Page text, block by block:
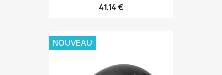
41,14 €
NOUVEAU